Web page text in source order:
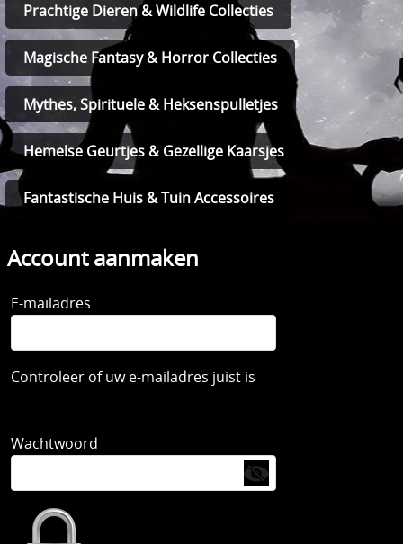
Prachtige Dieren & Wildlife Collecties
Magische Fantasy & Horror Collecties
Mythes, Spirituele & Heksenspulletjes
Hemelse Geurtjes & Gezellige Kaarsjes
Fantastische Huis & Tuin Accessoires
Account aanmaken
E-mailadres
Controleer of uw e-mailadres juist is
Wachtwoord